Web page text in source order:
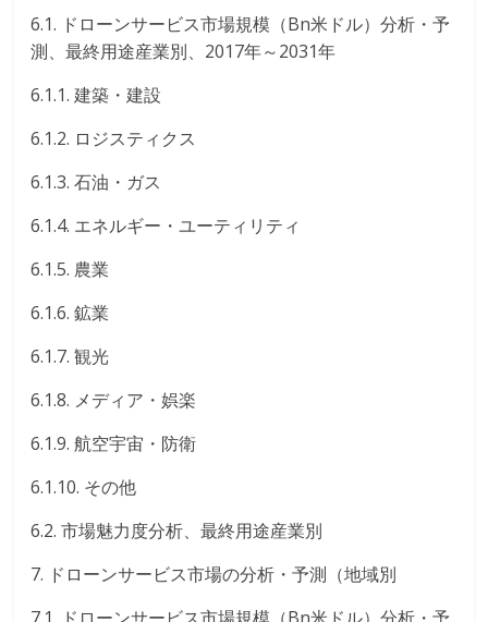
6.1. ドローンサービス市場規模（Bn米ドル）分析・予
測、最終用途産業別、2017年～2031年
6.1.1. 建築・建設
6.1.2. ロジスティクス
6.1.3. 石油・ガス
6.1.4. エネルギー・ユーティリティ
6.1.5. 農業
6.1.6. 鉱業
6.1.7. 観光
6.1.8. メディア・娯楽
6.1.9. 航空宇宙・防衛
6.1.10. その他
6.2. 市場魅力度分析、最終用途産業別
7. ドローンサービス市場の分析・予測（地域別